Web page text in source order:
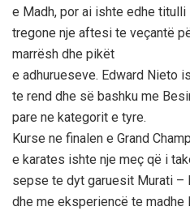
e Madh, por ai ishte edhe
tregone nje aftesi te veçantë
marrësh dhe pikët
e adhurueseve. Edward Nieto
te rend dhe së bashku me
pare ne kategorit e tyre.
Kurse ne finalen e Grand
e karates ishte nje meç që i
sepse te dyt garuesit Murati –
dhe me eksperiencë te